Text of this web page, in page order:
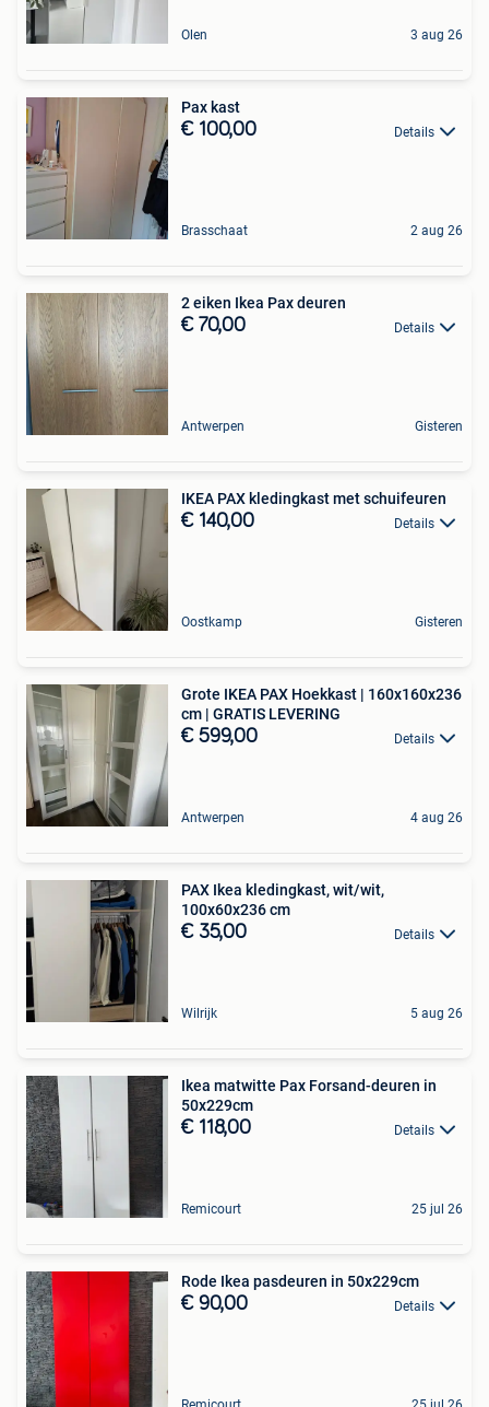
Olen 3 aug 26
Pax kast
€ 100,00 Details
Brasschaat 2 aug 26
2 eiken Ikea Pax deuren
€ 70,00 Details
Antwerpen Gisteren
IKEA PAX kledingkast met schuifeuren
€ 140,00 Details
Oostkamp Gisteren
Grote IKEA PAX Hoekkast | 160x160x236
cm | GRATIS LEVERING
€ 599,00 Details
Antwerpen 4 aug 26
PAX Ikea kledingkast, wit/wit,
100x60x236 cm
€ 35,00 Details
Wilrijk 5 aug 26
Ikea matwitte Pax Forsand-deuren in
50x229cm
€ 118,00 Details
Remicourt 25 jul 26
Rode Ikea pasdeuren in 50x229cm
€ 90,00 Details